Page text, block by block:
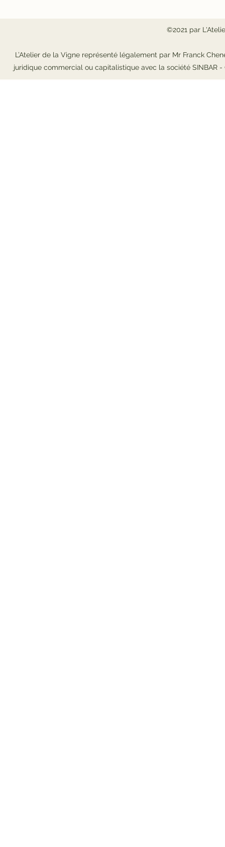
©2021 par
L’Atelier de la Vigne représenté légalement par Mr Franck
juridique commercial ou capitalistique avec la société SINBAR